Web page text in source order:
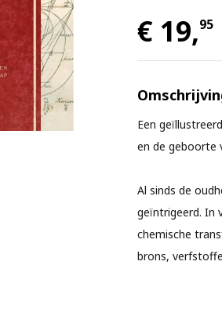
€ 19,95
Een
en de geboorte
Al sinds de
geïntrigeerd. In
chemische
brons,